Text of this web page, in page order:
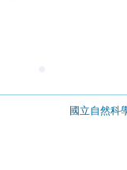
國立自然科